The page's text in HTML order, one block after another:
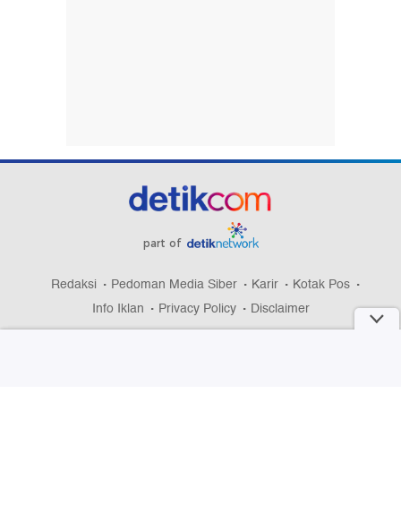
part of
Redaksi Pedoman Media Siber Karir
Kotak Pos
Info Iklan
Privacy Policy Disclaimer